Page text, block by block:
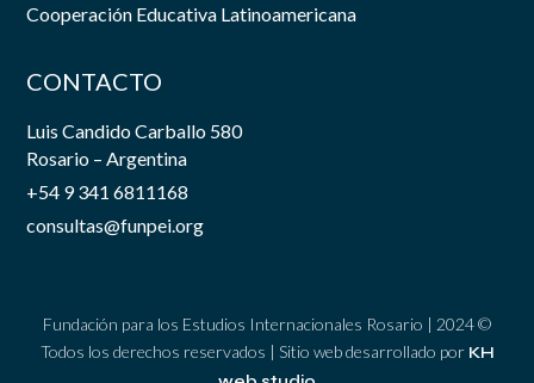
Cooperación Educativa Latinoamericana
CONTACTO
Luis Candido Carballo 580
Rosario – Argentina
+54 9 341 6811168
consultas@funpei.org
Fundación para los Estudios Internacionales Rosario | 2024 ©
Todos los derechos reservados | Sitio web desarrollado por KH